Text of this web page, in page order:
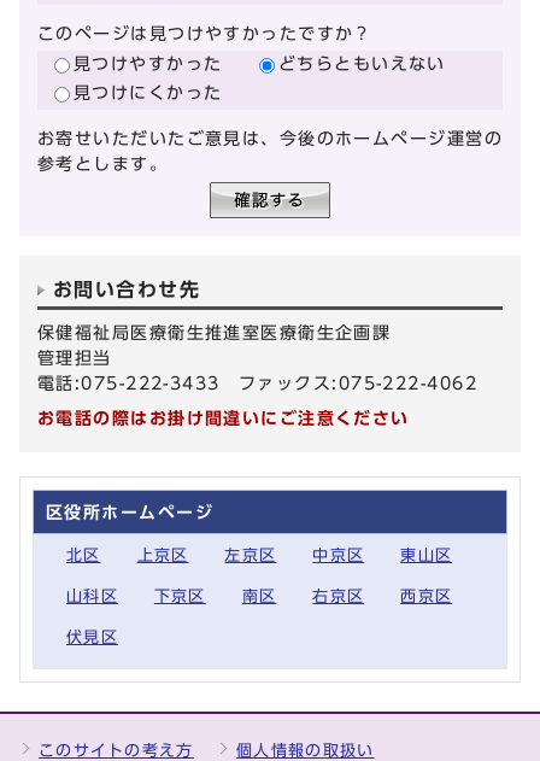
このページは見つけやすかったですか？
見つけやすかった
どちらともいえない
見つけにくかった
お寄せいただいたご意見は、今後のホームページ運営の
参考とします。
お問い合わせ先
保健福祉局医療衛生推進室医療衛生企画課
管理担当
電話:075-222-3433 ファックス:075-222-4062
お電話の際はお掛け間違いにご注意ください
区役所ホームページ
北区 上京区 左京区 中京区 東山区
山科区 下京区 南区 右京区 西京区
伏見区
このサイトの考え方 個人情報の取扱い